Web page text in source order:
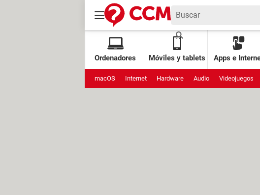
Ordenadores Móviles y tablets Apps e
macOS Internet Hardware Audio Videojuegos